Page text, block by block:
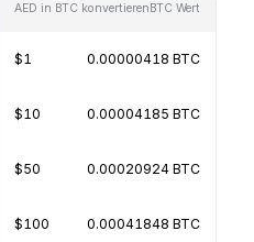
AED in BTC konvertierenBTC Wert
$1 0.00000418 BTC
$10 0.00004185 BTC
$50 0.00020924 BTC
$100 0.00041848 BTC